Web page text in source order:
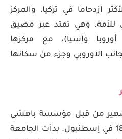
ازدحاما في تركيا، والمركز
للأمة. وهي تمتد عبر مضيق
وآسيا)، مع مركزها
الأوروبي وجزء من سكانها
من قبل مؤسسة باهشي
شهير للتعليم في 18.01.1998 في إسطنبول. بدأت الجامعة